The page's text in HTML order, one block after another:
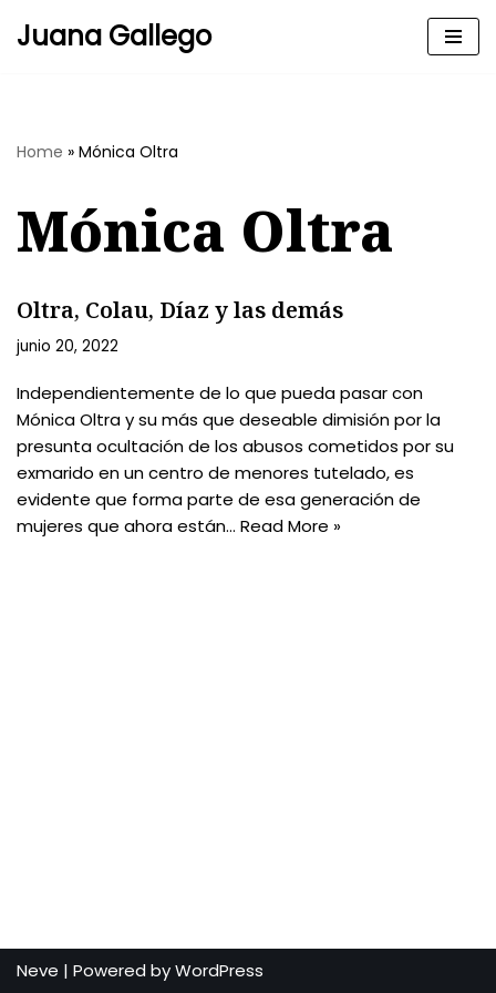
Juana Gallego
Home » Mónica Oltra
Mónica Oltra
Oltra, Colau, Díaz y las demás
junio 20, 2022
Independientemente de lo que pueda pasar con
Mónica Oltra y su más que deseable dimisión por la
presunta ocultación de los abusos cometidos por su
exmarido en un centro de menores tutelado, es
evidente que forma parte de esa generación de
mujeres que ahora están… Read More »
Neve | Powered byWordPress